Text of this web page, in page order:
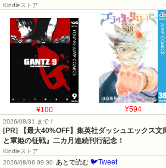
Kindleストア
¥100 ¥594
2026/08/31 まで！
[PR]
【最大40%OFF】集英社ダッシュエックス
と軍姫の征戦』二カ月連続刊行記念！
Kindleストア
2026/08/06 09:30
あとで読む 🐦Tweet